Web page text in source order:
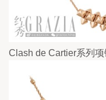
Clash de Cartier系列